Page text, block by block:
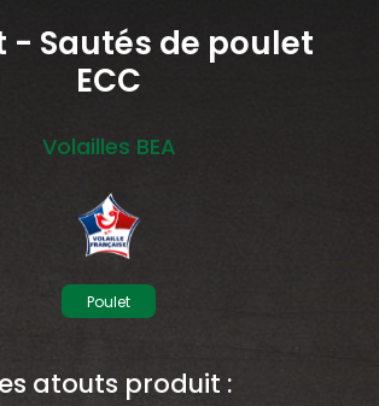
- Sautés de poulet
ECC
Volailles BEA
Poulet
atouts produit :
bon fonctionnement.